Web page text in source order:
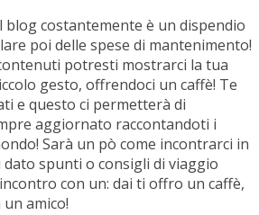
costantemente è un dispendio
poi delle spese di mantenimento!
potresti mostrarci la tua
gesto, offrendoci un caffè! Te
e questo ci permetterà di
aggiornato raccontandoti i
Sarà un pò come incontrarci in
spunti o consigli di viaggio
con un: dai ti offro un caffè,
amico!